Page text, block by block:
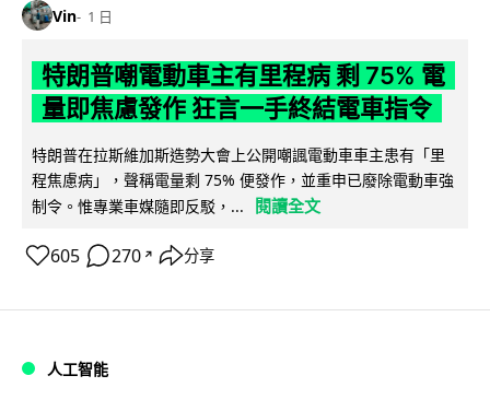
Vin 1 日
特朗普嘲電動車主有里程病 剩 75% 電
量即焦慮發作 狂言一手終結電車指令
特朗普在拉斯維加斯造勢大會上公開嘲諷電動車車主患有「里
程焦慮病」，聲稱電量剩 75% 便發作，並重申已廢除電動車強
制令。惟專業車媒隨即反駁，...
閱讀全文
605 270 ↗ 分享
人工智能